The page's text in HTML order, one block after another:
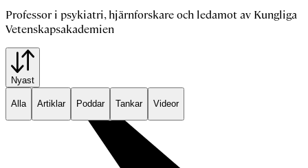
Professor i psykiatri, hjärnforskare och ledamot av Kungliga
Vetenskapsakademien
Nyast
Alla Artiklar Poddar Tankar Videor